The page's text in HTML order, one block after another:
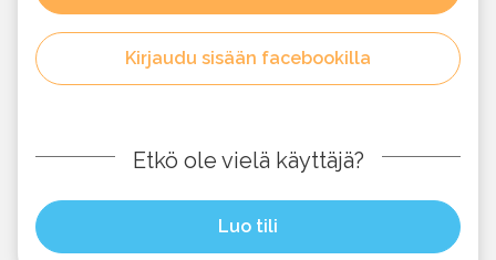
Kirjaudu sisään facebookilla
Etkö ole vielä käyttäjä?
Luo tili